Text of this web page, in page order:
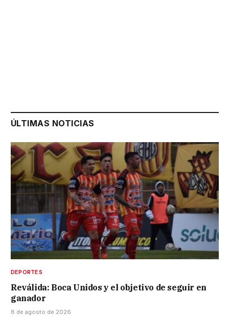
ÚLTIMAS NOTICIAS
DEPORTES
Reválida: Boca Unidos y el objetivo de seguir en
ganador
8 de agosto de 2026